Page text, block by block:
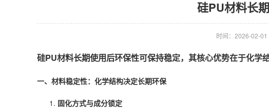
硅PU材料长
时间：2026-02-
硅PU材料长期使用后环保性可保持稳定，其核心优势在于化学
一、材料稳定性：化学结构决定长期环保
固化方式与成分锁定